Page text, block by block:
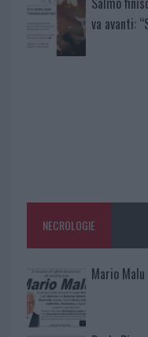
va avanti:
NECROLOGIE
Mario Malu